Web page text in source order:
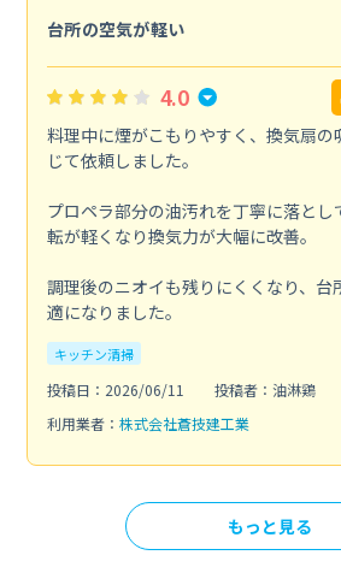
台所の空気が軽い
4.0
料理中に煙がこもりやすく、換気扇
じて依頼しました。
プロペラ部分の油汚れを丁寧に落とし
転が軽くなり換気力が大幅に改善。
調理後のニオイも残りにくくなり、台
適になりました。
キッチン清掃
投稿日：2026/06/11
投稿者：油淋鶏
利用業者： 株式会社蒼技建工業
もっと見る